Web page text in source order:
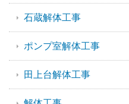
石蔵解体工事
ポンプ室解体工事
田上台解体工事